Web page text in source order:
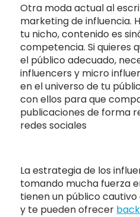
Otra moda actual al
marketing de influencia.
tu nicho, contenido es
competencia. Si quieres
el público adecuado,
influencers y micro
en el universo de tu
con ellos para que
publicaciones de forma
redes sociales
La estrategia de los
tomando mucha fuerza
tienen un público
y te pueden ofrecer